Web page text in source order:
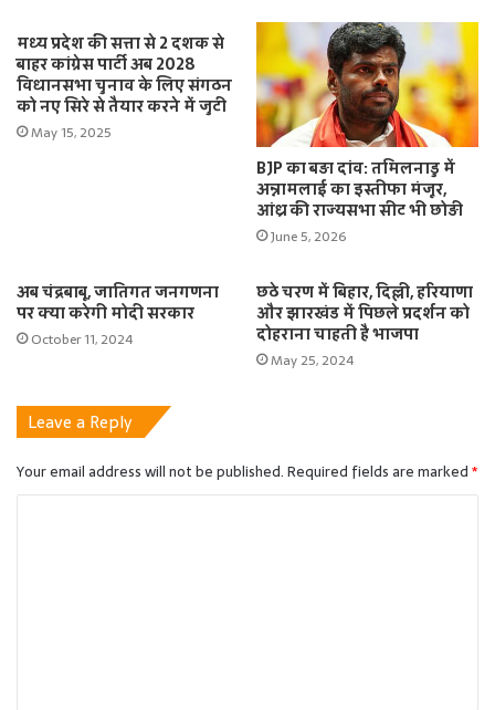
मध्य प्रदेश की सत्ता से 2 दशक से
बाहर कांग्रेस पार्टी अब 2028
विधानसभा चुनाव के लिए संगठन
को नए सिरे से तैयार करने में जुटी
May 15, 2025
BJP का बड़ा दांव: तमिलनाडु में
अन्नामलाई का इस्तीफा मंजूर,
आंध्र की राज्यसभा सीट भी छोड़ी
June 5, 2026
अब चंद्रबाबू, जातिगत जनगणना
पर क्या करेगी मोदी सरकार
October 11, 2024
छठे चरण में बिहार, दिल्ली, हरियाणा
और झारखंड में पिछले प्रदर्शन को
दोहराना चाहती है भाजपा
May 25, 2024
Leave a Reply
Your email address will not be published.Required fields are marked*